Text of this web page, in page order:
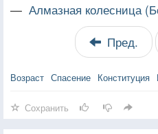
— Алмазная колесница
Пред.
Возраст Спасение Конституция
Сохранить